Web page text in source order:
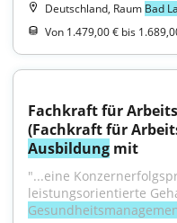
Deutschland, Raum Bad
Von 1.479,00 € bis
Fachkraft für
Ausbildung mit
"...eine